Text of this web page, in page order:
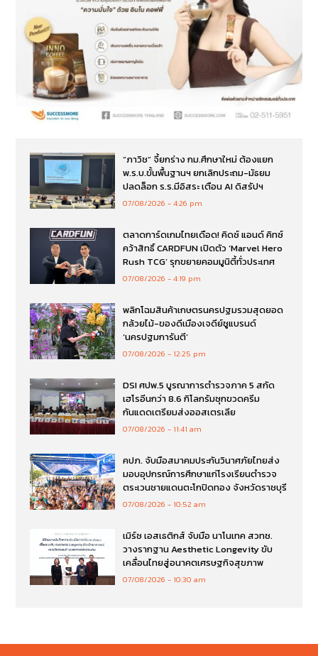
“ภาวิช” จี้ยกร่าง กม.ศึกษาใหม่ ต้องแยก
พ.ร.บ.ขั้นพื้นฐานฯ ยกเลิกประถม-มัธยม
ปลดล็อก ร.ร.มีอิสระ เตือน AI ดิสรัปฯ
07/08/2026 4:26 pm
ตลาดการ์ดเกมไทยเดือด! คิดซ์ แอนด์ คิทซ์
คว้าสิทธิ์ CARDFUN เปิดตัว ‘Marvel Hero
Rush TCG’ รุกขยายคอมมูนิตี้ทั่วประเทศ
07/08/2026 4:19 pm
พลิกโฉมสินค้าเกษตรนครปฐมรวมสุดยอด
กล้วยไม้-ของดีเมืองเจดีย์ชูแบรนด์
‘นครปฐมการันตี’
07/08/2026 12:25 pm
DSI ศปพ.5 บูรณาการตำรวจภาค 5 สกัด
เฮโรอีนกว่า 8.6 กิโลกรัมซุกขวดครีม
กันแดดเตรียมส่งออสเตรเลีย
07/08/2026 11:41 am
คปภ. จับมือสมาคมประกันวินาศภัยไทยส่ง
มอบอุปกรณ์การศึกษาแก่โรงเรียนตำรวจ
ตระเวนชายแดนตะโกปิดทอง จังหวัดราชบุรี
07/08/2026 10:52 am
เมิร์ซ เอสเธติกส์ จับมือ นาโนเทค สวทช.
วางรากฐาน Aesthetic Longevity ขับ
เคลื่อนไทยสู่อนาคตเศรษฐกิจสุขภาพ
07/08/2026 10:30 am